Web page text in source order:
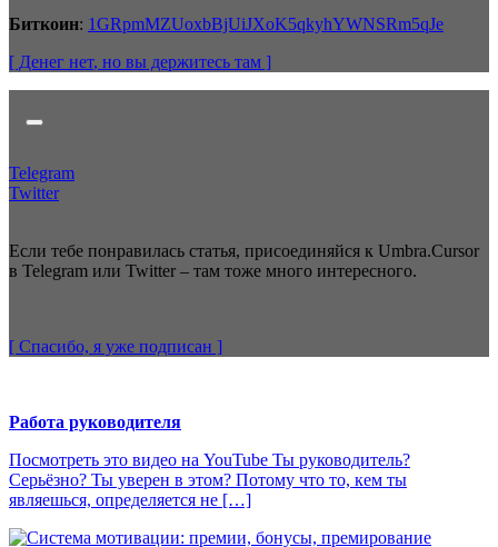
Биткоин: 1GRpmMZUoxbBjUiJXoK5qkyhYWNSRm5qJe
[ Денег нет, но вы держитесь там ]
Telegram
Twitter
Если тебе понравилась статья, присоединяйся к Umbra.Cursor
в Telegram или Twitter – там тоже много интересного.
[ Спасибо, я уже подписан ]
Работа руководителя
Посмотреть это видео на YouTube Ты руководитель?
Серьёзно? Ты уверен в этом? Потому что то, кем ты
являешься, определяется не […]